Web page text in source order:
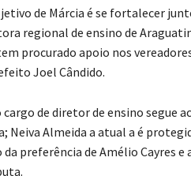
de Márcia é se fortalecer
regional de ensino de
procurado apoio nos
Joel Cândido.
de diretor de ensino segue
Neiva Almeida a atual a é
da preferência de Amélio Cayres